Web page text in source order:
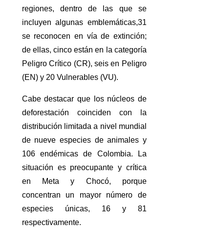
regiones, dentro de las que se
incluyen algunas emblemáticas,31
se reconocen en vía de extinción;
de ellas, cinco están en la categoría
Peligro Crítico (CR), seis en Peligro
(EN) y 20 Vulnerables (VU).
Cabe destacar que los núcleos de
deforestación coinciden con la
distribución limitada a nivel mundial
de nueve especies de animales y
106 endémicas de Colombia. La
situación es preocupante y crítica
en Meta y Chocó, porque
concentran un mayor número de
especies únicas, 16 y 81
respectivamente.